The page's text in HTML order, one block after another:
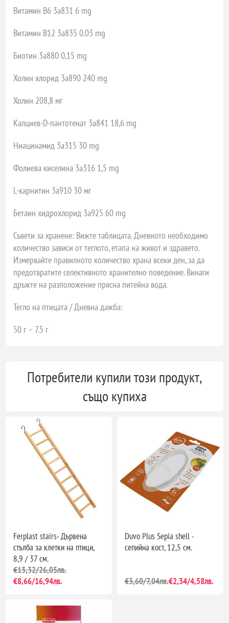
Витамин B6 3a831 6 mg
Витамин B12 3a835 0.03 mg
Биотин 3a880 0,15 mg
Холин хлорид 3a890 240 mg
Холин 208,8 мг
Калциев-D-пантотенат 3a841 18,6 mg
Ниацинамид 3a315 30 mg
Фолиева киселина 3a316 1,5 mg
L-карнитин 3a910 30 мг
Бетаин хидрохлорид 3a925 60 mg
Съвети за хранене: Вижте таблицата. Дневното необходимо
количество зависи от теглото, етапа на живот и здравето.
Измервайте правилното количество храна всеки ден, за да
предотвратите селективното хранително поведение. Винаги
дръжте на разположение прясна питейна вода.
Тегло на птицата / Дневна дажба:
50 г – 7.5 г
Потребители купили този продукт,
също купиха
Ferplast stairs- Дървена
стълба за клетки на птици,
8,9 / 37 см.
€13,32/26,05лв.
€8,66/16,94лв.
Duvo Plus Sepia shell -
сепийна кост, 12,5 см.
€3,60/7,04лв.€2,34/4,58лв.